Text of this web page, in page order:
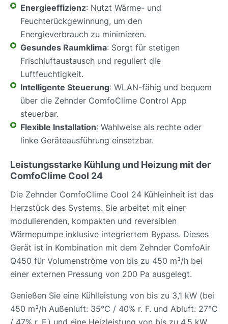
Energieeffizienz: Nutzt Wärme- und
Feuchterückgewinnung, um den
Energieverbrauch zu minimieren.
Gesundes Raumklima: Sorgt für stetigen
Frischluftaustausch und reguliert die
Luftfeuchtigkeit.
Intelligente Steuerung: WLAN-fähig und bequem
über die Zehnder ComfoClime Control App
steuerbar.
Flexible Installation: Wahlweise als rechte oder
linke Geräteausführung einsetzbar.
Leistungsstarke Kühlung und Heizung mit der
ComfoClime Cool 24
Die Zehnder ComfoClime Cool 24 Kühleinheit ist das
Herzstück des Systems. Sie arbeitet mit einer
modulierenden, kompakten und reversiblen
Wärmepumpe inklusive integriertem Bypass. Dieses
Gerät ist in Kombination mit dem Zehnder ComfoAir
Q450 für Volumenströme von bis zu 450 m³/h bei
einer externen Pressung von 200 Pa ausgelegt.
Genießen Sie eine Kühlleistung von bis zu 3,1 kW (bei
450 m³/h Außenluft: 35°C / 40% r. F. und Abluft: 27°C
/ 47% r. F.) und eine Heizleistung von bis zu 4,5 kW